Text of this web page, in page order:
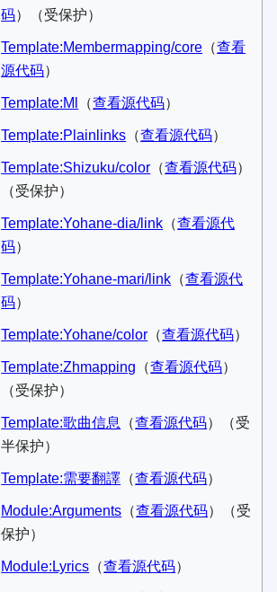
码）​（受保护）
Template:Membermapping/core ​（查看
源代码）​
Template:Ml ​（查看源代码）​
Template:Plainlinks ​（查看源代码）​
Template:Shizuku/color ​（查看源代码）​
（受保护）
Template:Yohane-dia/link ​（查看源代
码）​
Template:Yohane-mari/link ​（查看源代
码）​
Template:Yohane/color ​（查看源代码）​
Template:Zhmapping ​（查看源代码）​
（受保护）
Template:歌曲信息 ​（查看源代码）​（受
半保护）
Template:需要翻譯 ​（查看源代码）​
Module:Arguments ​（查看源代码）​（受
保护）
Module:Lyrics ​（查看源代码）​